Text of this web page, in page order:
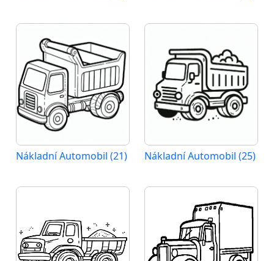
Nákladní Automobil (21) Nákladní Automobil (25)